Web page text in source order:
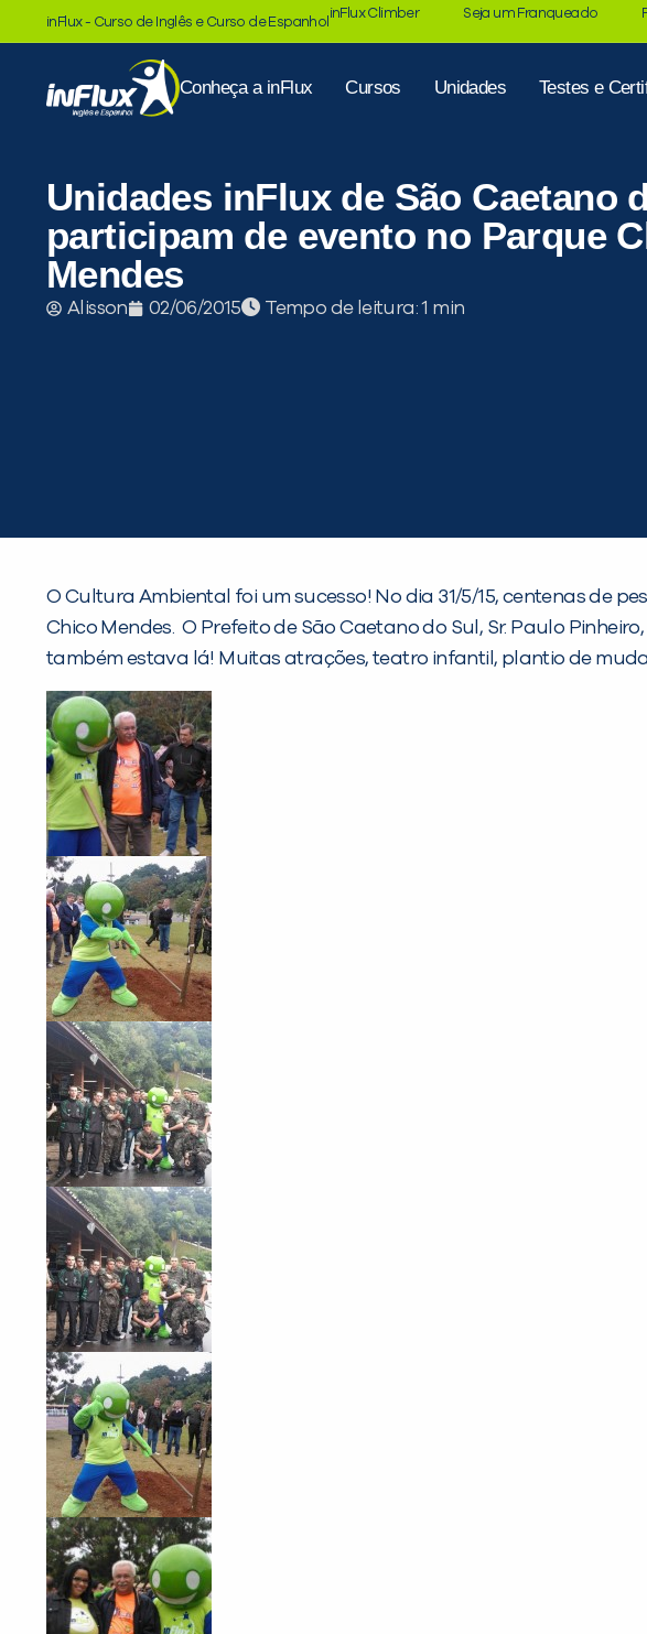
inFlux - Curso de Inglês e Curso de Espanhol
inFlux Climber Seja um Franqueado
Conheça a inFlux Cursos Unidades Testes e
Unidades inFlux de São Caetano
participam de evento no Parque
Mendes
Alisson 02/06/2015 Tempo de leitura:
O Cultura Ambiental foi um sucesso! No dia 31/5/15, centenas de
Chico Mendes. O Prefeito de São Caetano do Sul, Sr. Paulo
também estava lá! Muitas atrações, teatro infantil, plantio de